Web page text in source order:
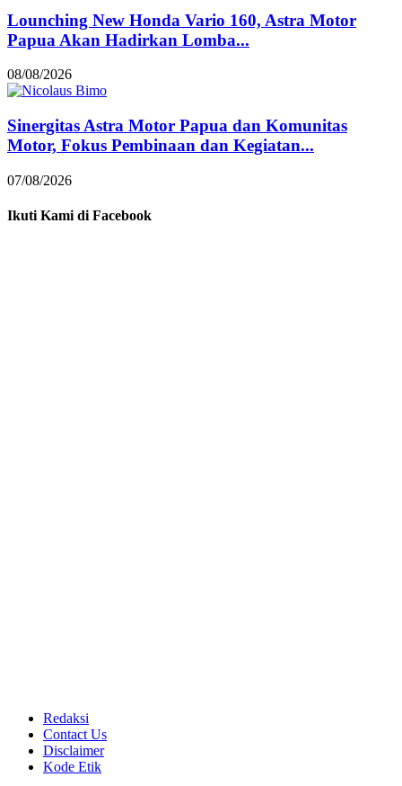
Lounching New Honda Vario 160, Astra Motor
Papua Akan Hadirkan Lomba...
08/08/2026
Sinergitas Astra Motor Papua dan Komunitas
Motor, Fokus Pembinaan dan Kegiatan...
07/08/2026
Ikuti Kami di Facebook
Redaksi
Contact Us
Disclaimer
Kode Etik